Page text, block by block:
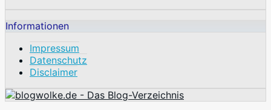
Informationen
Impressum
Datenschutz
Disclaimer